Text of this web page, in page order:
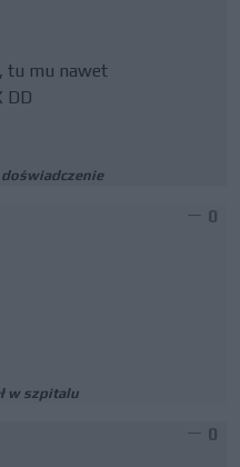
tu mu nawet
DD
0
w szpitalu
0